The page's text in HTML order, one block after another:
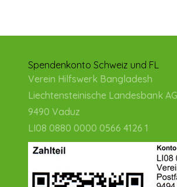
Spendenkonto Schweiz und FL
Verein Hilfswerk Bangladesh
Liechtensteinische Landesbank
9490 Vaduz
LI08 0880 0000 0566 4126 1